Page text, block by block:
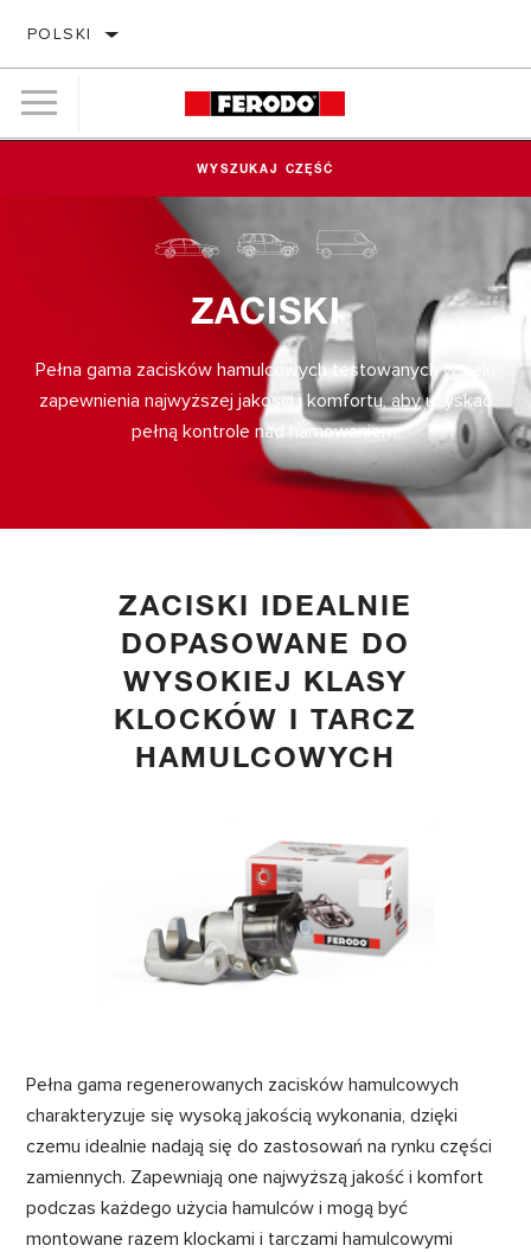
POLSKI
WYSZUKAJ CZĘŚĆ
ZACISKI
Pełna gama zacisków hamulcowych testowanych w celu
zapewnienia najwyższej jakości i komfortu, aby uzyskać
pełną kontrole nad hamowaniem.
ZACISKI IDEALNIE
DOPASOWANE DO
WYSOKIEJ KLASY
KLOCKÓW I TARCZ
HAMULCOWYCH
Pełna gama regenerowanych zacisków hamulcowych
charakteryzuje się wysoką jakością wykonania, dzięki
czemu idealnie nadają się do zastosowań na rynku części
zamiennych. Zapewniają one najwyższą jakość i komfort
podczas każdego użycia hamulców i mogą być
montowane razem klockami i tarczami hamulcowymi